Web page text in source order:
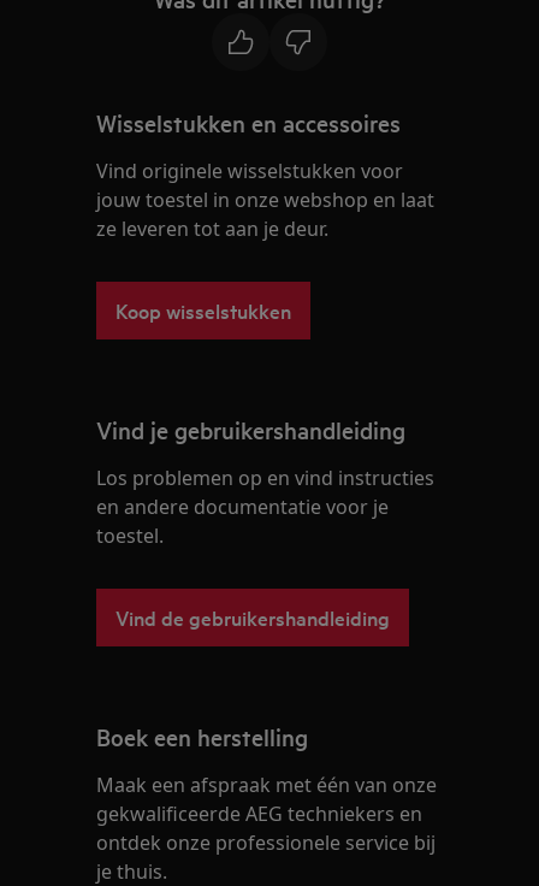
Wisselstukken en accessoires
Vind originele wisselstukken voor
jouw toestel in onze webshop en laat
ze leveren tot aan je deur.
Koop wisselstukken
Vind je gebruikershandleiding
Los problemen op en vind instructies
en andere documentatie voor je
toestel.
Vind de gebruikershandleiding
Boek een herstelling
Maak een afspraak met één van onze
gekwalificeerde AEG techniekers en
ontdek onze professionele service bij
je thuis.